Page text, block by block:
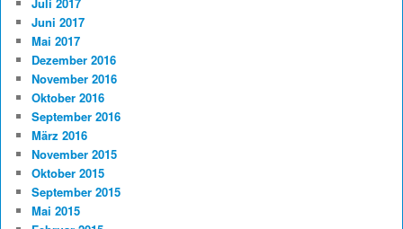
Juni 2017
Mai 2017
Dezember 2016
November 2016
Oktober 2016
September 2016
März 2016
November 2015
Oktober 2015
September 2015
Mai 2015